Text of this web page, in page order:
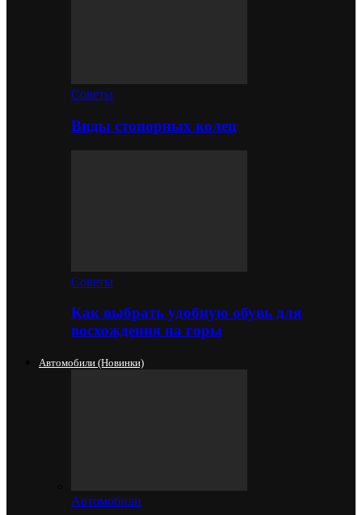
Советы
Виды стопорных колец
Советы
Как выбрать удобную обувь для
восхождения на горы
Автомобили (новинки)
Автомобили